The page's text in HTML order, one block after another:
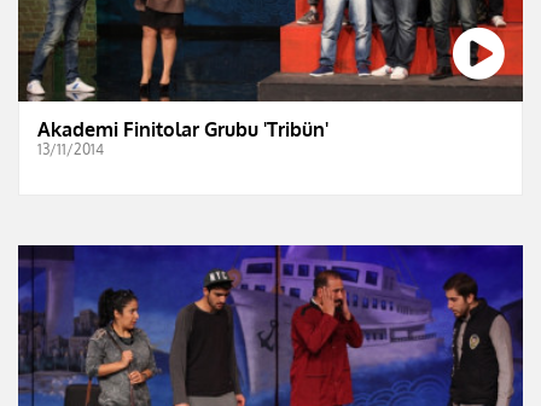
Akademi Finitolar Grubu 'Tribün'
13/11/2014